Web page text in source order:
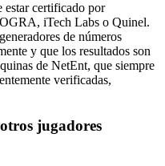
estar certificado por
iTech Labs o Quinel.
de números
y que los resultados son
de NetEnt, que siempre
verificadas,
jugadores